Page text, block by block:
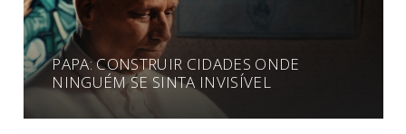
PAPA: CONSTRUIR CIDADES ONDE
NINGUÉM SE SINTA INVISÍVEL